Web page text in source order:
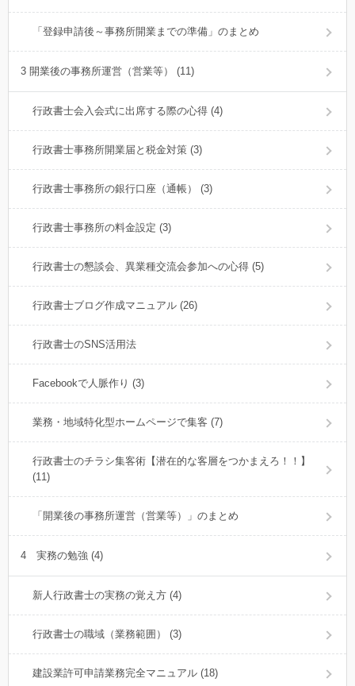
「登録申請後～事務所開業までの準備」のまとめ
3 開業後の事務所運営（営業等） (11)
行政書士会入会式に出席する際の心得 (4)
行政書士事務所開業届と税金対策 (3)
行政書士事務所の銀行口座（通帳） (3)
行政書士事務所の料金設定 (3)
行政書士の懇談会、異業種交流会参加への心得 (5)
行政書士ブログ作成マニュアル (26)
行政書士のSNS活用法
Facebookで人脈作り (3)
業務・地域特化型ホームページで集客 (7)
行政書士のチラシ集客術【潜在的な客層をつかまえろ！！】
(11)
「開業後の事務所運営（営業等）」のまとめ
4 実務の勉強 (4)
新人行政書士の実務の覚え方 (4)
行政書士の職域（業務範囲） (3)
建設業許可申請業務完全マニュアル (18)